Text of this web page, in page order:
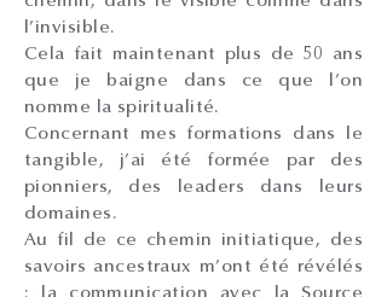
l’invisible.
Cela fait maintenant plus de 50 ans
que je baigne dans ce que l’on
nomme la spiritualité.
Concernant mes formations dans le
tangible, j’ai été formée par des
pionniers, des leaders dans leurs
domaines.
Au fil de ce chemin initiatique, des
savoirs ancestraux m’ont été révélés